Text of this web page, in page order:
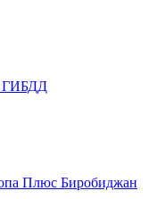
ГИБДД
Плюс Биробиджан